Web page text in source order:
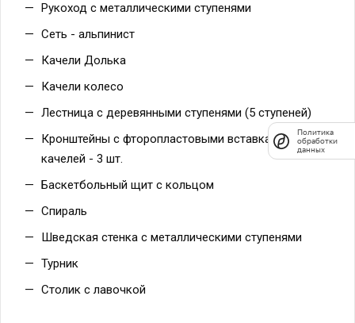
Рукоход с металлическими ступенями
Сеть - альпинист
Качели Долька
Качели колесо
Лестница с деревянными ступенями (5 ступеней)
Кронштейны с фторопластовыми вставками для
качелей - 3 шт.
Баскетбольный щит с кольцом
Спираль
Шведская стенка с металлическими ступенями
Турник
Столик с лавочкой
Политика
обработки
данных